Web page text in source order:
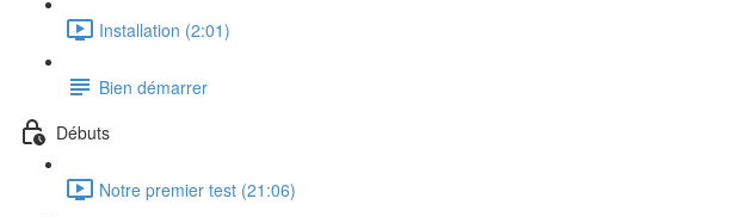
Installation (2:01)
Bien démarrer
Débuts
Notre premier test (21:06)